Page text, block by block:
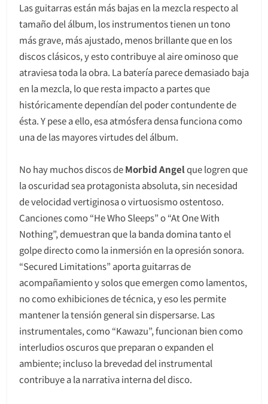
Las guitarras están más bajas en la mezcla respecto al
tamaño del álbum, los instrumentos tienen un tono
más grave, más ajustado, menos brillante que en los
discos clásicos, y esto contribuye al aire ominoso que
atraviesa toda la obra. La batería parece demasiado baja
en la mezcla, lo que resta impacto a partes que
históricamente dependían del poder contundente de
ésta. Y pese a ello, esa atmósfera densa funciona como
una de las mayores virtudes del álbum.
No hay muchos discos deMorbid Angelque logren que
la oscuridad sea protagonista absoluta, sin necesidad
de velocidad vertiginosa o virtuosismo ostentoso.
Canciones como “He Who Sleeps” o “At One With
Nothing”, demuestran que la banda domina tanto el
golpe directo como la inmersión en la opresión sonora.
“Secured Limitations” aporta guitarras de
acompañamiento y solos que emergen como lamentos,
no como exhibiciones de técnica, y eso les permite
mantener la tensión general sin dispersarse. Las
instrumentales, como “Kawazu”, funcionan bien como
interludios oscuros que preparan o expanden el
ambiente; incluso la brevedad del instrumental
contribuye a la narrativa interna del disco.